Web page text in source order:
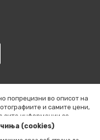
попрецизни во описот на
и самите цени,
сите информации се
прикажани на сајтот се
(cookies)